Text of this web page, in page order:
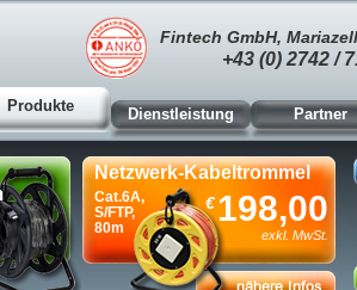
Fintech GmbH,
+43 (0) 2742 /
Produkte Dienstleistung Partner
Netzwerk-Kabeltrommel
Cat.6A,
S/FTP,
80m
198,00
€
exkl. MwSt.